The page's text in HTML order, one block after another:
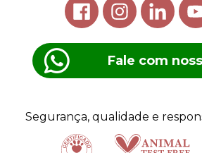
Fale com
Segurança, qualidade e